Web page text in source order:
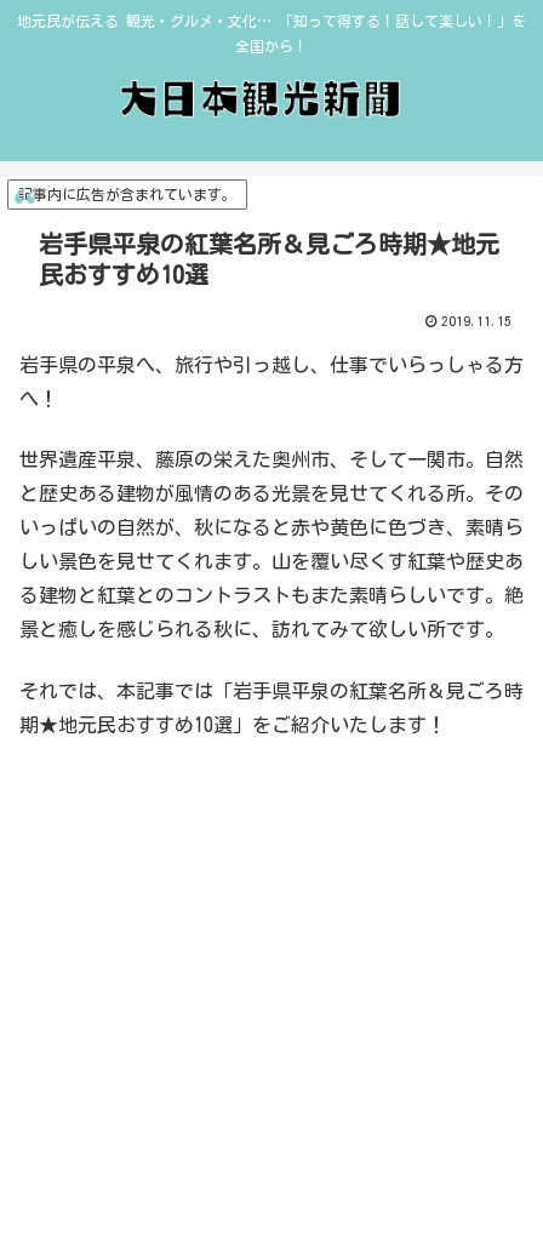
地元民が伝える 観光・グルメ・文化… 「知って得する！話して楽しい！」を
全国から！
記事内に広告が含まれています。
岩手県平泉の紅葉名所＆見ごろ時期★地元
民おすすめ10選
2019.11.15
岩手県の平泉へ、旅行や引っ越し、仕事でいらっしゃる方
へ！
世界遺産平泉、藤原の栄えた奥州市、そして一関市。自然
と歴史ある建物が風情のある光景を見せてくれる所。その
いっぱいの自然が、秋になると赤や黄色に色づき、素晴ら
しい景色を見せてくれます。山を覆い尽くす紅葉や歴史あ
る建物と紅葉とのコントラストもまた素晴らしいです。絶
景と癒しを感じられる秋に、訪れてみて欲しい所です。
それでは、本記事では「岩手県平泉の紅葉名所＆見ごろ時
期★地元民おすすめ10選」をご紹介いたします！